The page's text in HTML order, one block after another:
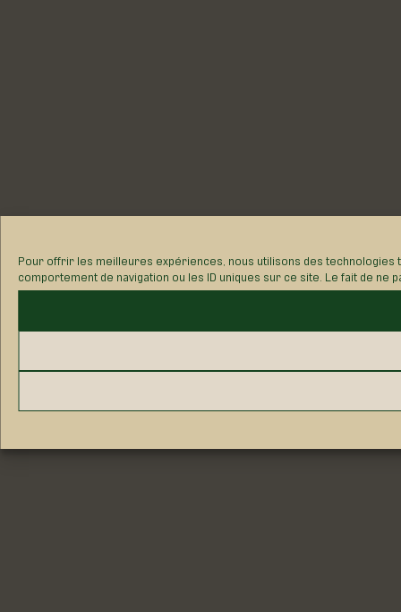
Pour offrir les meilleures expériences, nous utilisons des
comportement de navigation ou les ID uniques sur ce site. Le fait de